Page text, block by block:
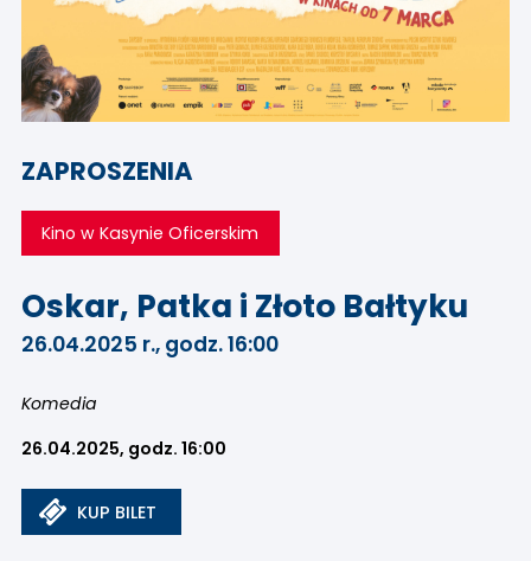
ZAPROSZENIA
Kino w Kasynie Oficerskim
Oskar, Patka i Złoto Bałtyku
26.04.2025 r., godz. 16:00
Komedia
26.04.2025, godz. 16:00
KUP BILET